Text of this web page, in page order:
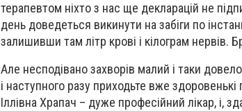
терапевтом ніхто з нас ще декларацій не
день доведеться викинути на забіги по
залишивши там літр крові і кілограм
Але несподівано захворів малий і таки
і наступного разу приходьте вже
Іллівна Храпач – дуже професійний лікар, і,